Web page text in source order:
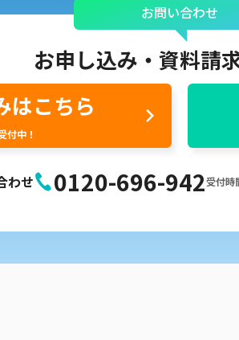
お問い合わせ
お申し込み・ 資料請
はこちら
付中！
わせ 0120-696-942受付時